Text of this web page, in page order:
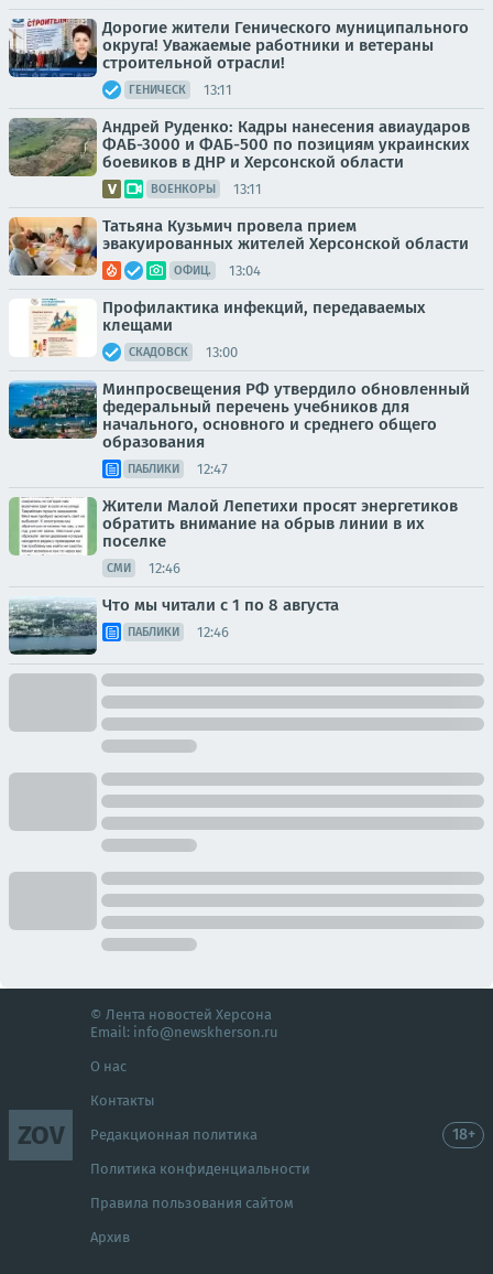
Дорогие жители Генического муниципального
округа! Уважаемые работники и ветераны
строительной отрасли!
ГЕНИЧЕСК 13:11
Андрей Руденко: Кадры нанесения авиаударов
ФАБ-3000 и ФАБ-500 по позициям украинских
боевиков в ДНР и Херсонской области
ВОЕНКОРЫ 13:11
Татьяна Кузьмич провела прием
эвакуированных жителей Херсонской области
ОФИЦ. 13:04
Профилактика инфекций, передаваемых
клещами
СКАДОВСК 13:00
Минпросвещения РФ утвердило обновленный
федеральный перечень учебников для
начального, основного и среднего общего
образования
ПАБЛИКИ 12:47
Жители Малой Лепетихи просят энергетиков
обратить внимание на обрыв линии в их
поселке
СМИ 12:46
Что мы читали с 1 по 8 августа
ПАБЛИКИ 12:46
ZOV
© Лента новостей Херсона
Email: info@newskherson.ru
О нас
Контакты
Редакционная политика
Политика конфиденциальности
Правила пользования сайтом
Архив
18+